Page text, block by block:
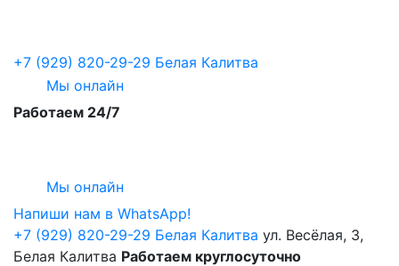
+7 (929) 820-29-29 Белая Калитва
Мы онлайн
Работаем 24/7
Мы онлайн
Напиши нам в WhatsApp!
+7 (929) 820-29-29 Белая Калитва ул. Весёлая, 3,
Белая Калитва Работаем круглосуточно